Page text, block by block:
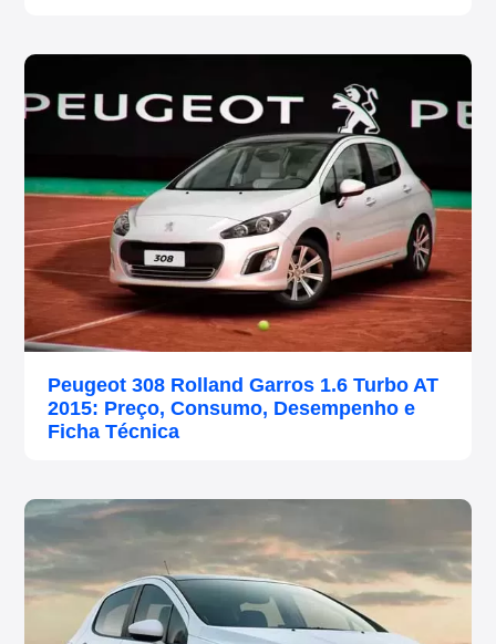
Peugeot 308 Rolland Garros 1.6 Turbo AT
2015: Preço, Consumo, Desempenho e
Ficha Técnica